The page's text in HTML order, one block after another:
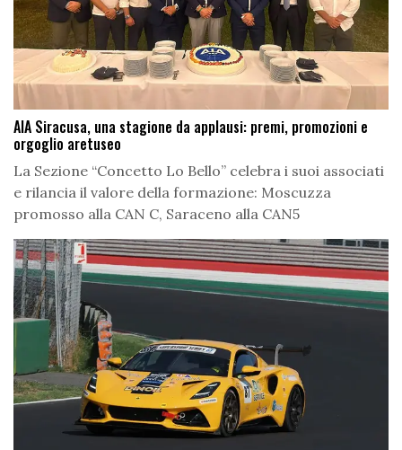
AIA Siracusa, una stagione da applausi: premi, promozioni e
orgoglio aretuseo
La Sezione “Concetto Lo Bello” celebra i suoi associati
e rilancia il valore della formazione: Moscuzza
promosso alla CAN C, Saraceno alla CAN5